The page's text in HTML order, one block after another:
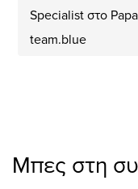
Specialist στο
team.blue
Μπες στη